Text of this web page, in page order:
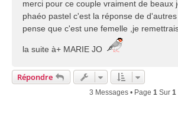
g
e
merci pour ce couple vraiment de beaux
phaéo pastel c'est la réponse de
pense que c'est une femelle ,je
la suite à+ MARIE JO
Répondre
3 Messages • Page 1Sur 1